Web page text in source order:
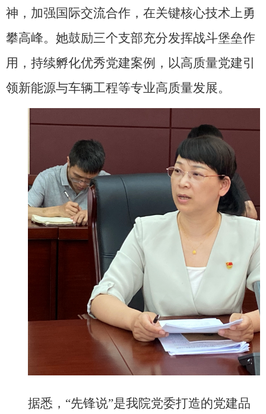
神，加强国际交流合作，在关键核心技术上勇
攀高峰。她鼓励三个支部充分发挥战斗堡垒作
用，持续孵化优秀党建案例，以高质量党建引
领新能源与车辆工程等专业高质量发展。
据悉，“先锋说”是我院党委打造的党建品